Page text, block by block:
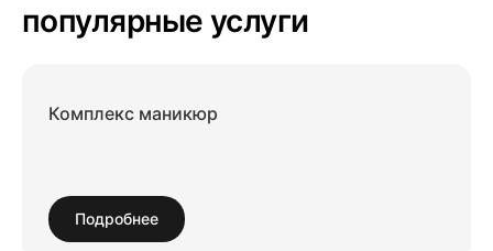
популярные услуги
Комплекс маникюр
Подробнее